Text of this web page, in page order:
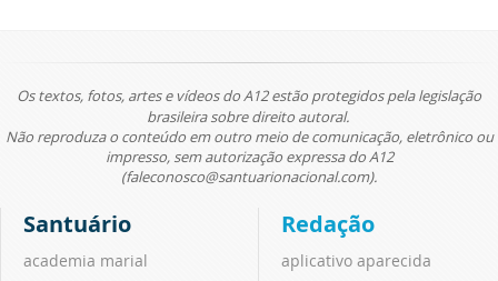
Os textos, fotos, artes e vídeos do A12 estão protegidos pela legislação
brasileira sobre direito autoral.
Não reproduza o conteúdo em outro meio de comunicação, eletrônico ou
impresso, sem autorização expressa do A12
(faleconosco@santuarionacional.com).
Santuário
academia marial
Redação
aplicativo aparecida